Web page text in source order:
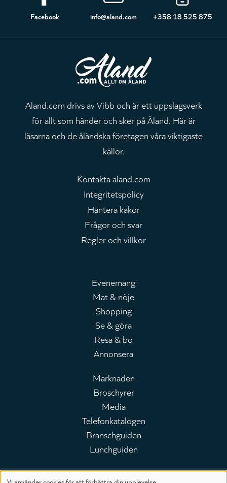
Sidfot
Facebook info@aland.com +358 18 525 875
Aland.com drivs av Vibb och är ett uppslagsverk
för allt som händer och sker på Åland. Här är
läsarna och de åländska företagen våra viktigaste
källor.
Kontakta aland.com
Integritetspolicy
Hantera kakor
Frågor och svar
Regler och villkor
Huvudmeny
Evenemang
Mat & nöje
Shopping
Se & göra
Resa & bo
Annonsera
Leaderboard
Marknaden
Broschyrer
Media
Telefonkatalogen
Branschguiden
Lunchguiden